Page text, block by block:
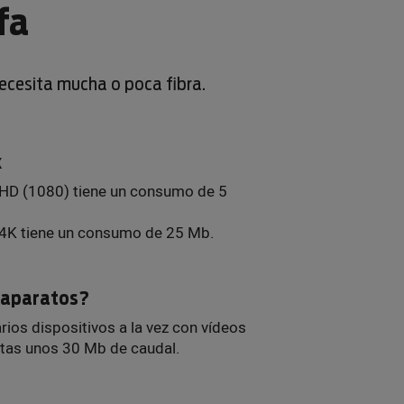
mucha o poca fibra.
(1080) tiene un consumo de 5
tiene un consumo de 25 Mb.
dispositivos a la vez con vídeos
unos 30 Mb de caudal.